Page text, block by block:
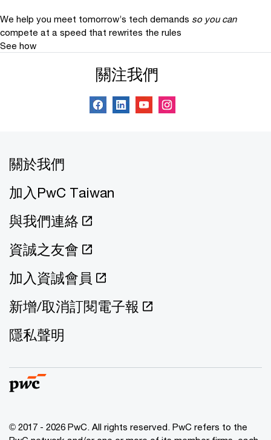
We help you meet tomorrow’s tech demands so you can
compete at a speed that rewrites the rules
See how
關注我們
關於我們
加入PwC Taiwan
與我們連絡
資誠之友會
加入資誠會員
新增/取消訂閱電子報
隱私聲明
© 2017 - 2026 PwC. All rights reserved. PwC refers to the